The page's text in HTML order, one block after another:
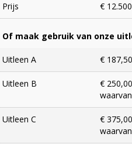
Prijs €
Of maak gebruik van onze
Uitleen A €
Uitleen B
€
Uitleen C
€